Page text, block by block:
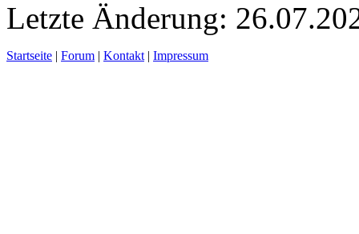
Letzte Änderung:
Startseite | Forum | Kontakt| Impressum